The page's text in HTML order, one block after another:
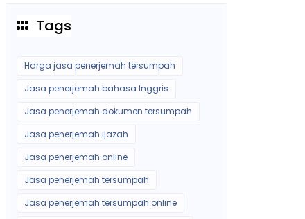
Tags
Harga jasa penerjemah tersumpah
Jasa penerjemah bahasa Inggris
Jasa penerjemah dokumen tersumpah
Jasa penerjemah ijazah
Jasa penerjemah online
Jasa penerjemah tersumpah
Jasa penerjemah tersumpah online